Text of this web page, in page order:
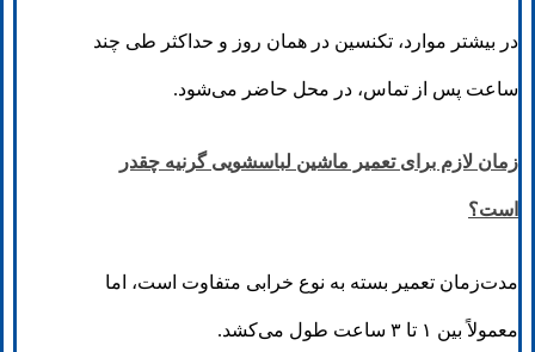
در بیشتر موارد، تکنسین در همان روز و حداکثر طی چند
ساعت پس از تماس، در محل حاضر می‌شود.
زمان لازم برای تعمیر ماشین لباسشویی گرنیه چقدر
است؟
مدت‌زمان تعمیر بسته به نوع خرابی متفاوت است، اما
معمولاً بین ۱ تا ۳ ساعت طول می‌کشد.